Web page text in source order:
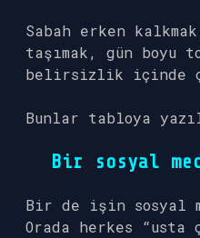
Sabah erken
taşımak, gün boyu
belirsizlik içinde
Bunlar tabloya
Bir sosyal
Bir de işin sosyal
Orada herkes “usta